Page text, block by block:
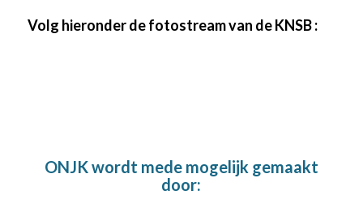
Volg hieronder de fotostream van de KNSB :
ONJK wordt mede mogelijk gemaakt
door: